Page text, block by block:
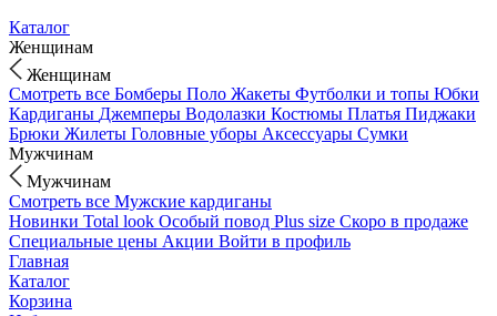
Каталог
Женщинам
Женщинам
Смотреть все Бомберы Поло Жакеты Футболки и топы Юбки
Кардиганы Джемперы Водолазки Костюмы Платья Пиджаки
Брюки Жилеты Головные уборы Аксессуары Сумки
Мужчинам
Мужчинам
Смотреть все Мужские кардиганы
Новинки Total look Особый повод Plus size Скоро в продаже
Специальные цены Акции Войти в профиль
Главная
Каталог
Корзина